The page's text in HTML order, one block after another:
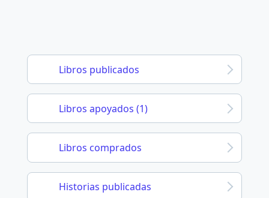
Libros publicados
Libros apoyados (1)
Libros comprados
Historias publicadas